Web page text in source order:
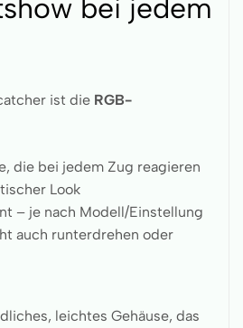
bei jedem
ist die RGB-
die bei jedem Zug reagieren
Look
– je nach Modell/Einstellung
auch runterdrehen oder
leichtes Gehäuse, das